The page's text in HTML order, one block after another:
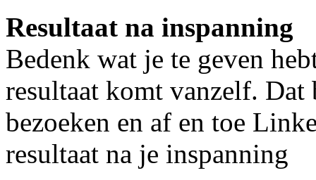
Resultaat na inspanning
Bedenk wat je te geven
resultaat komt vanzelf.
bezoeken en af en toe
resultaat na je inspanning